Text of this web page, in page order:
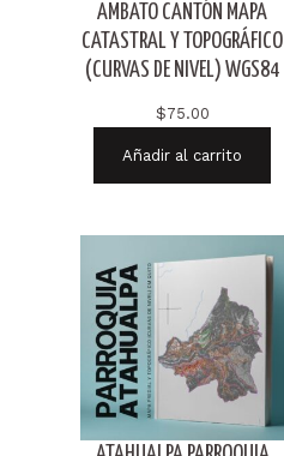
AMBATO CANTÓN MAPA
CATASTRAL Y TOPOGRÁFICO
(CURVAS DE NIVEL) WGS84
$75.00
Añadir al carrito